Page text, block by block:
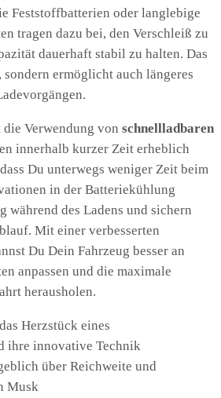
Feststoffbatterien oder langlebige
tragen dazu bei, den Verschleiß zu
dauerhaft stabil zu halten. Das
ermöglicht auch längeres
Verwendung von schnellladbaren
innerhalb kurzer Zeit erheblich
Du unterwegs weniger Zeit beim
in der Batteriekühlung
während des Ladens und sichern
Mit einer verbesserten
Du Dein Fahrzeug besser an
anpassen und die maximale
herausholen.
Herzstück eines
ihre innovative Technik
über Reichweite und
Musk